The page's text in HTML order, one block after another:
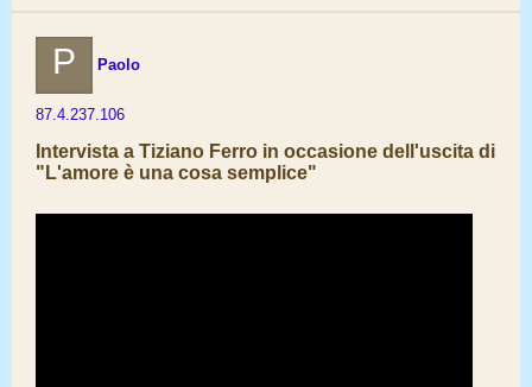
P Paolo
87.4.237.106
Intervista a Tiziano Ferro in occasione dell'uscita di
"L'amore è una cosa semplice"